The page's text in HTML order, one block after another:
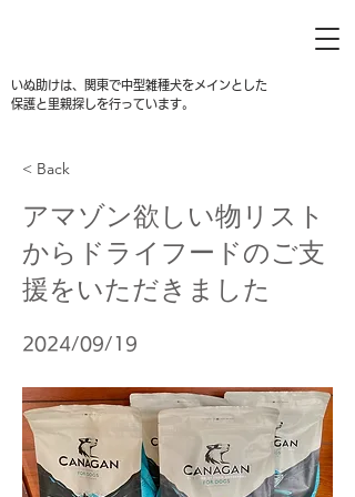
いぬ助けは、関東で中型雑種犬をメインとした
保護と里親探しを行っています。
< Back
アマゾン欲しい物リスト
からドライフードのご支
援をいただきました
2024/09/19